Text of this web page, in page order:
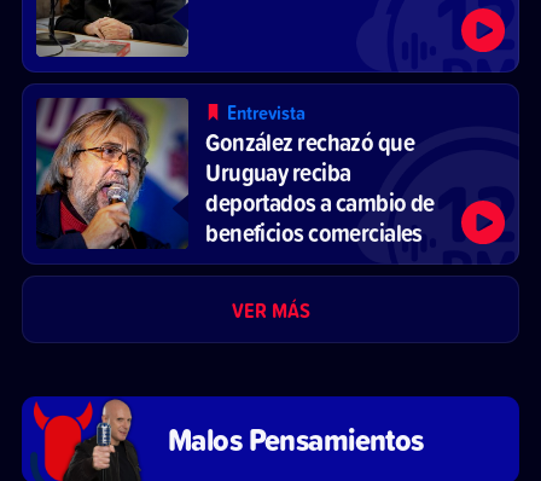
Entrevista
González rechazó que
Uruguay reciba
deportados a cambio de
beneficios comerciales
VER MÁS
Malos Pensamientos